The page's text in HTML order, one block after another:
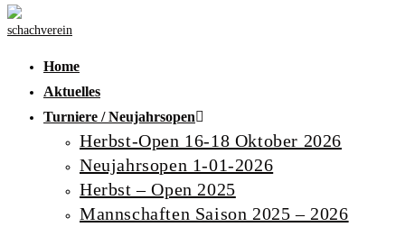
Home
Aktuelles
Turniere / Neujahrsopen
Herbst-Open 16-18 Oktober 2026
Neujahrsopen 1-01-2026
Herbst – Open 2025
Mannschaften Saison 2025 – 2026